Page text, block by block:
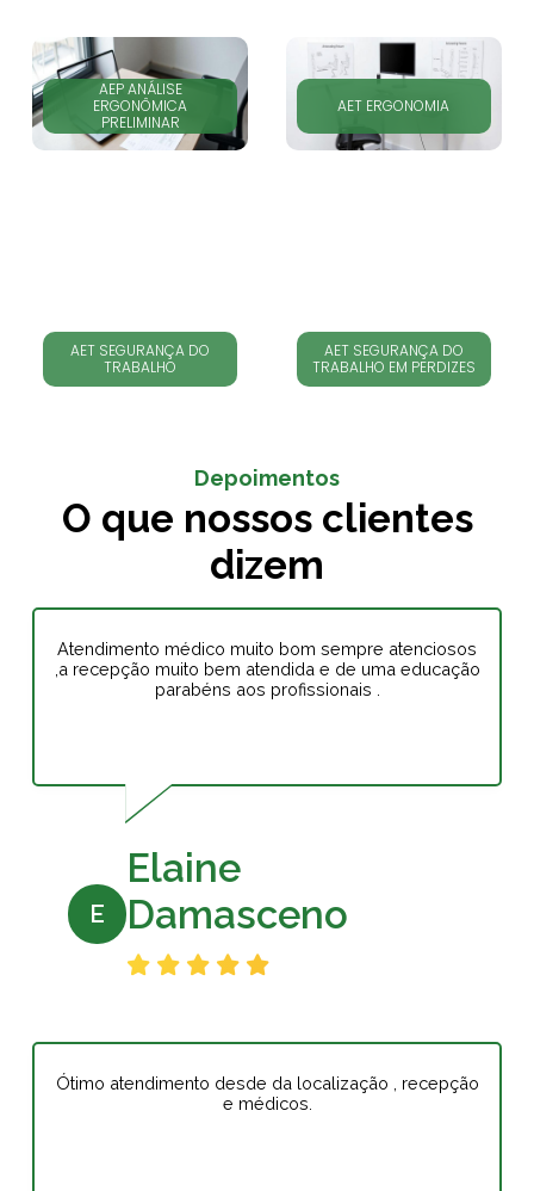
AEP ANÁLISE
ERGONÔMICA
PRELIMINAR
AET ERGONOMIA
AET SEGURANÇA DO
TRABALHO
AET SEGURANÇA DO
TRABALHO EM PERDIZES
Depoimentos
O que nossos clientes
dizem
Atendimento médico muito bom sempre atenciosos
,a recepção muito bem atendida e de uma educação
parabéns aos profissionais .
E
Elaine
Damasceno
Ótimo atendimento desde da localização , recepção
e médicos.